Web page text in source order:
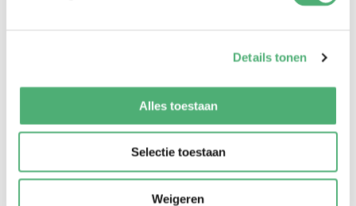
Details tonen
Alles toestaan
Selectie toestaan
Weigeren
Sale
Instructies